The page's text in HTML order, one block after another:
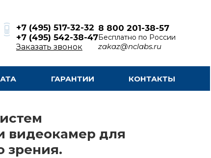
+7 (495) 517-32-32
+7 (495) 542-38-47
Заказать звонок
8 800 201-38-57
Бесплатно по России
zakaz@nclabs.ru
ГАРАНТИИ КОНТАКТЫ
видеокамер для
зрения.